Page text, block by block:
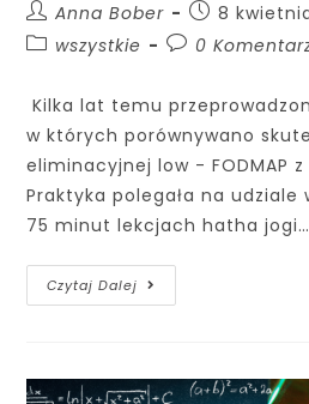
Anna Bober
8
wszystkie
0
Kilka lat temu
w których porównywano
eliminacyjnej low - FODMAP
Praktyka polegała na
75 minut lekcjach hatha jogi…
Czytaj Dalej